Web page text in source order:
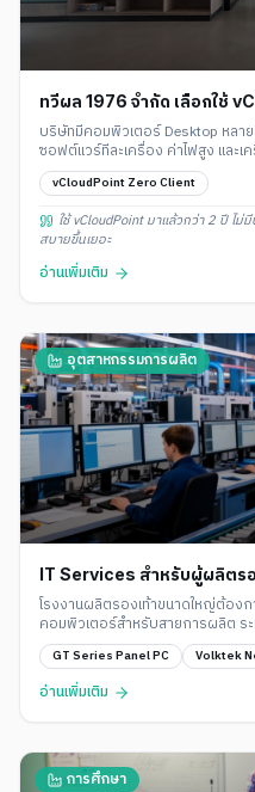
ทวีผล 1976 จำกัด เลือกใช้
บริษัทมีคอมพิวเตอร์ Desktop หลา
ซอฟต์แวร์ทีละเครื่อง ค่าไฟสูง และ
vCloudPoint Zero Client
ใช้ vCloudPoint มาแล้วกว่า 2 ปี ไ
สบายขึ้นเยอะ
อ่านเพิ่มเติม
อุตสาหกรรมการผลิต
IT Services สำหรับผู้ผลิตรอ
โรงงานผลิตรองเท้าขนาดใหญ่ต้อ
คอมพิวเตอร์สำหรับสายการผลิต ร
ไม่ต้องการจ้างทีม IT ประจำจำนวน
GT Series Panel PC Volktek
อ่านเพิ่มเติม
การศึกษา